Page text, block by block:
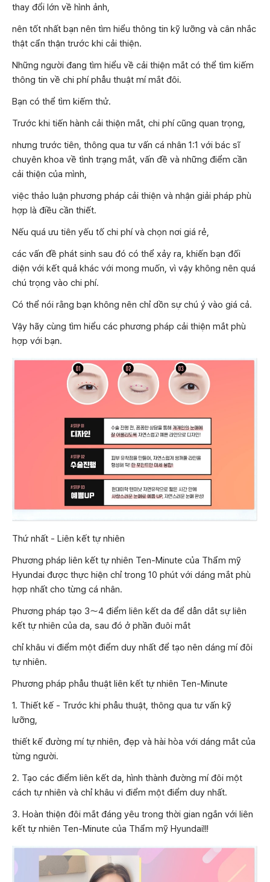
thay đổi lớn về hình ảnh,
nên tốt nhất bạn nên tìm hiểu thông tin kỹ lưỡng và cân nhắc
thật cẩn thận trước khi cải thiện.
Những người đang tìm hiểu về cải thiện mắt có thể tìm kiếm
thông tin về chi phí phẫu thuật mí mắt đôi.
Bạn có thể tìm kiếm thử.
Trước khi tiến hành cải thiện mắt, chi phí cũng quan trọng,
nhưng trước tiên, thông qua tư vấn cá nhân 1:1 với bác sĩ
chuyên khoa về tình trạng mắt, vấn đề và những điểm cần
cải thiện của mình,
việc thảo luận phương pháp cải thiện và nhận giải pháp phù
hợp là điều cần thiết.
Nếu quá ưu tiên yếu tố chi phí và chọn nơi giá rẻ,
các vấn đề phát sinh sau đó có thể xảy ra, khiến bạn đối
diện với kết quả khác với mong muốn, vì vậy không nên quá
chú trọng vào chi phí.
Có thể nói rằng bạn không nên chỉ dồn sự chú ý vào giá cả.
Vậy hãy cùng tìm hiểu các phương pháp cải thiện mắt phù
hợp với bạn.
Thứ nhất - Liên kết tự nhiên
Phương pháp liên kết tự nhiên Ten-Minute của Thẩm mỹ
Hyundai được thực hiện chỉ trong 10 phút với dáng mắt phù
hợp nhất cho từng cá nhân.
Phương pháp tạo 3〜4 điểm liên kết da để dẫn dắt sự liên
kết tự nhiên của da, sau đó ở phần đuôi mắt
chỉ khâu vi điểm một điểm duy nhất để tạo nên dáng mí đôi
tự nhiên.
Phương pháp phẫu thuật liên kết tự nhiên Ten-Minute
1. Thiết kế - Trước khi phẫu thuật, thông qua tư vấn kỹ
lưỡng,
thiết kế đường mí tự nhiên, đẹp và hài hòa với dáng mắt của
từng người.
2. Tạo các điểm liên kết da, hình thành đường mí đôi một
cách tự nhiên và chỉ khâu vi điểm một điểm duy nhất.
3. Hoàn thiện đôi mắt đáng yêu trong thời gian ngắn với liên
kết tự nhiên Ten-Minute của Thẩm mỹ Hyundai!!!